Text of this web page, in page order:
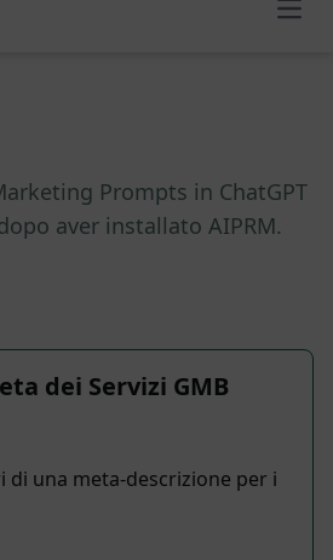
Prompts in ChatGPT
aver installato AIPRM.
dei Servizi GMB
di una meta-descrizione per i